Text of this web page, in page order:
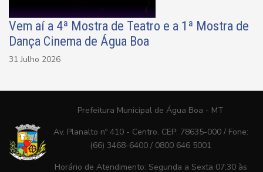
Vem aí a 4ª Mostra de Teatro e a 1ª Mostra de
Dança Cinema de Água Boa
31 Julho 2026
Prefeitura Municipal de Água Boa - MT
Av. Planalto nº 410 - Centro. CEP: 78635-000 / Fone:
(66) 3468-6400 / 0800 646 5001
Horário de Atendimento: Segunda a Sexta 07:30 às